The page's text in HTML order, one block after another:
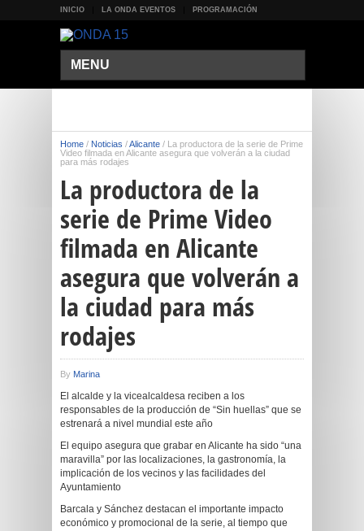
INICIO LA ONDA EVENTOS PROGRAMACIÓN
MENU
Home / Noticias /Alicante / La productora de la serie de Prime
Video filmada en Alicante asegura que volverán a la ciudad
para más rodajes
La productora de la
serie de Prime Video
filmada en Alicante
asegura que volverán a
la ciudad para más
rodajes
By Marina
El alcalde y la vicealcaldesa reciben a los
responsables de la producción de “Sin huellas” que se
estrenará a nivel mundial este año
El equipo asegura que grabar en Alicante ha sido “una
maravilla” por las localizaciones, la gastronomía, la
implicación de los vecinos y las facilidades del
Ayuntamiento
Barcala y Sánchez destacan el importante impacto
económico y promocional de la serie, al tiempo que